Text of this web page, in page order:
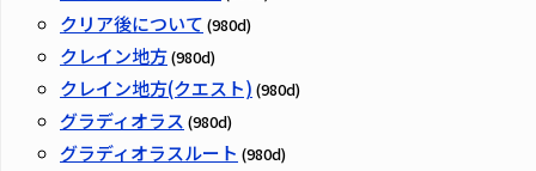
クリア後について (980d)
クレイン地方(980d)
クレイン地方(クエスト) (980d)
グラディオラス (980d)
グラディオラスルート (980d)